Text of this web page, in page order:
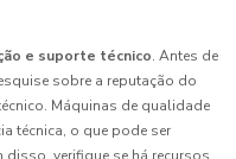
e suporte técnico. Antes de
sobre a reputação do
Máquinas de qualidade
técnica, o que pode ser